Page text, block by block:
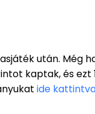
után. Még
kaptak, és ezt
ide